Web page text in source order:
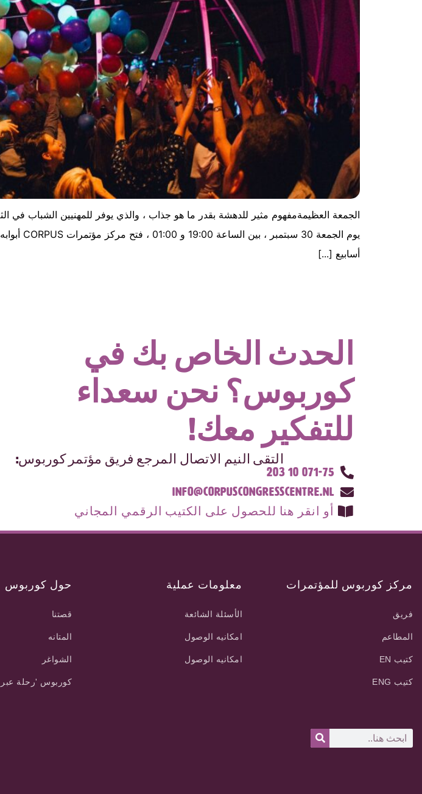
الجمعة العظيمةمفهوم مثير للدهشة بقدر ما هو جذاب ، والذي يوفر للمهنيين الشباب
أسابيع [...]
الحدث الخاص بك في
كوربوس؟ نحن سعداء
للتفكير معك!
التقى النيم الاتصال المرجع فريق مؤتمر كوربوس:
071-75 10 203
info@corpuscongresscentre.nl
أو انقر هنا للحصول على الكتيب الرقمي المجاني
مركز كوربوس للمؤتمرات
فريق
المطاعم
كتيب EN
كتيب ENG
معلومات عملية
الأسئلة الشائعة
امكانيه الوصول
امكانيه الوصول
حول كوربوس
قصتنا
المتانه
الشواغر
كوربوس 'رحلة